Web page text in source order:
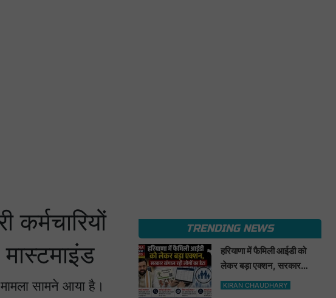
सामने आया है।
TRENDING NEWS
हरियाणा में फैमिली आईडी को
लेकर बड़ा एक्शन, सरकार
खंगाल रही लोगों का डेटा
KIRAN CHAUDHARY